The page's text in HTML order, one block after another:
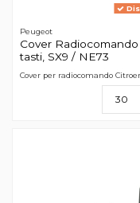
Peugeot
Cover
tasti, SX9 / NE73
Cover per radiocomando